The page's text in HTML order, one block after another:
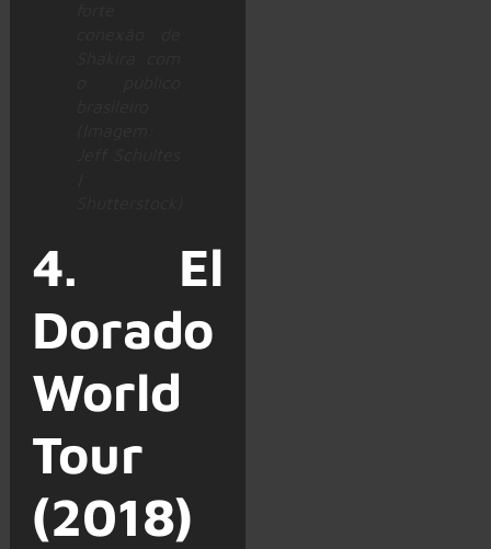
4. El
Dorado
World
Tour
(2018)